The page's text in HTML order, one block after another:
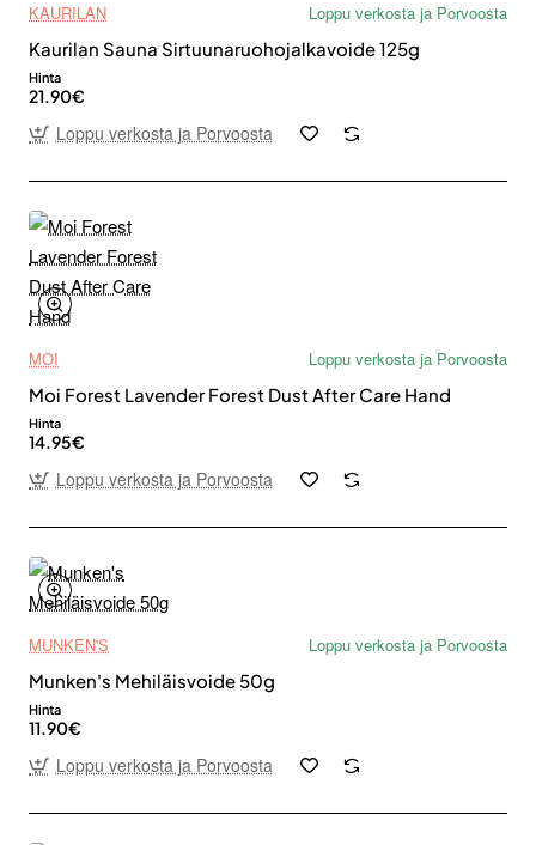
KAURILAN
Loppu verkosta ja Porvoosta
Kaurilan Sauna Sirtuunaruohojalkavoide 125g
Hinta
21.90€
Loppu verkosta ja Porvoosta
MOI
Loppu verkosta ja Porvoosta
Moi Forest Lavender Forest Dust After Care Hand
Hinta
14.95€
Loppu verkosta ja Porvoosta
MUNKEN'S
Loppu verkosta ja Porvoosta
Munken's Mehiläisvoide 50g
Hinta
11.90€
Loppu verkosta ja Porvoosta